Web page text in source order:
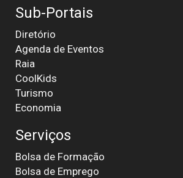
Sub-Portais
Diretório
Agenda de Eventos
Raia
CoolKids
Turismo
Economia
Serviços
Bolsa de Formação
Bolsa de Emprego